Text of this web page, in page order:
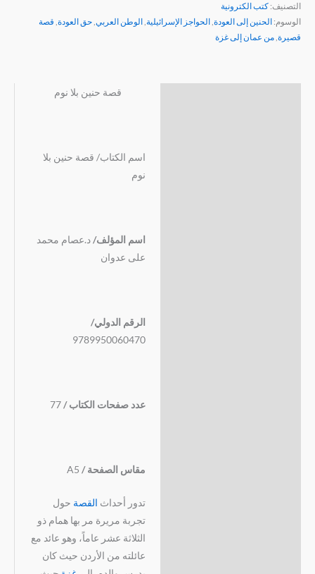
التصنيف: كتب الكترونية
الوسوم: الحنين إلى العودة الحواجز الإسرائيلية الوطن العربي حق العودة قصة
قصيرة من عمان إلى غزة
قصة حنين بلا نوم
اسم الكتاب/ قصة حنين بلا
نوم
اسم المؤلف/د.عصام محمد
على عدوان
الرقم الدولي/
9789950060470
عدد صفحات الكتاب /77
مقاس الصفحة /A5
تدور أحداث القصة حول
تجربة مريرة مر بها همام ذو
الثلاثة عشر عاماً، وهو عائد مع
عائلته من الأردن حيث كان